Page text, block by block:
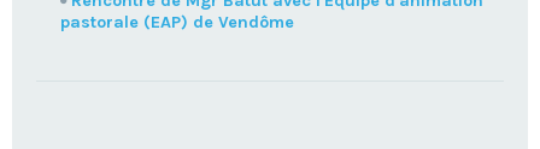
pastorale (EAP) de Vendôme